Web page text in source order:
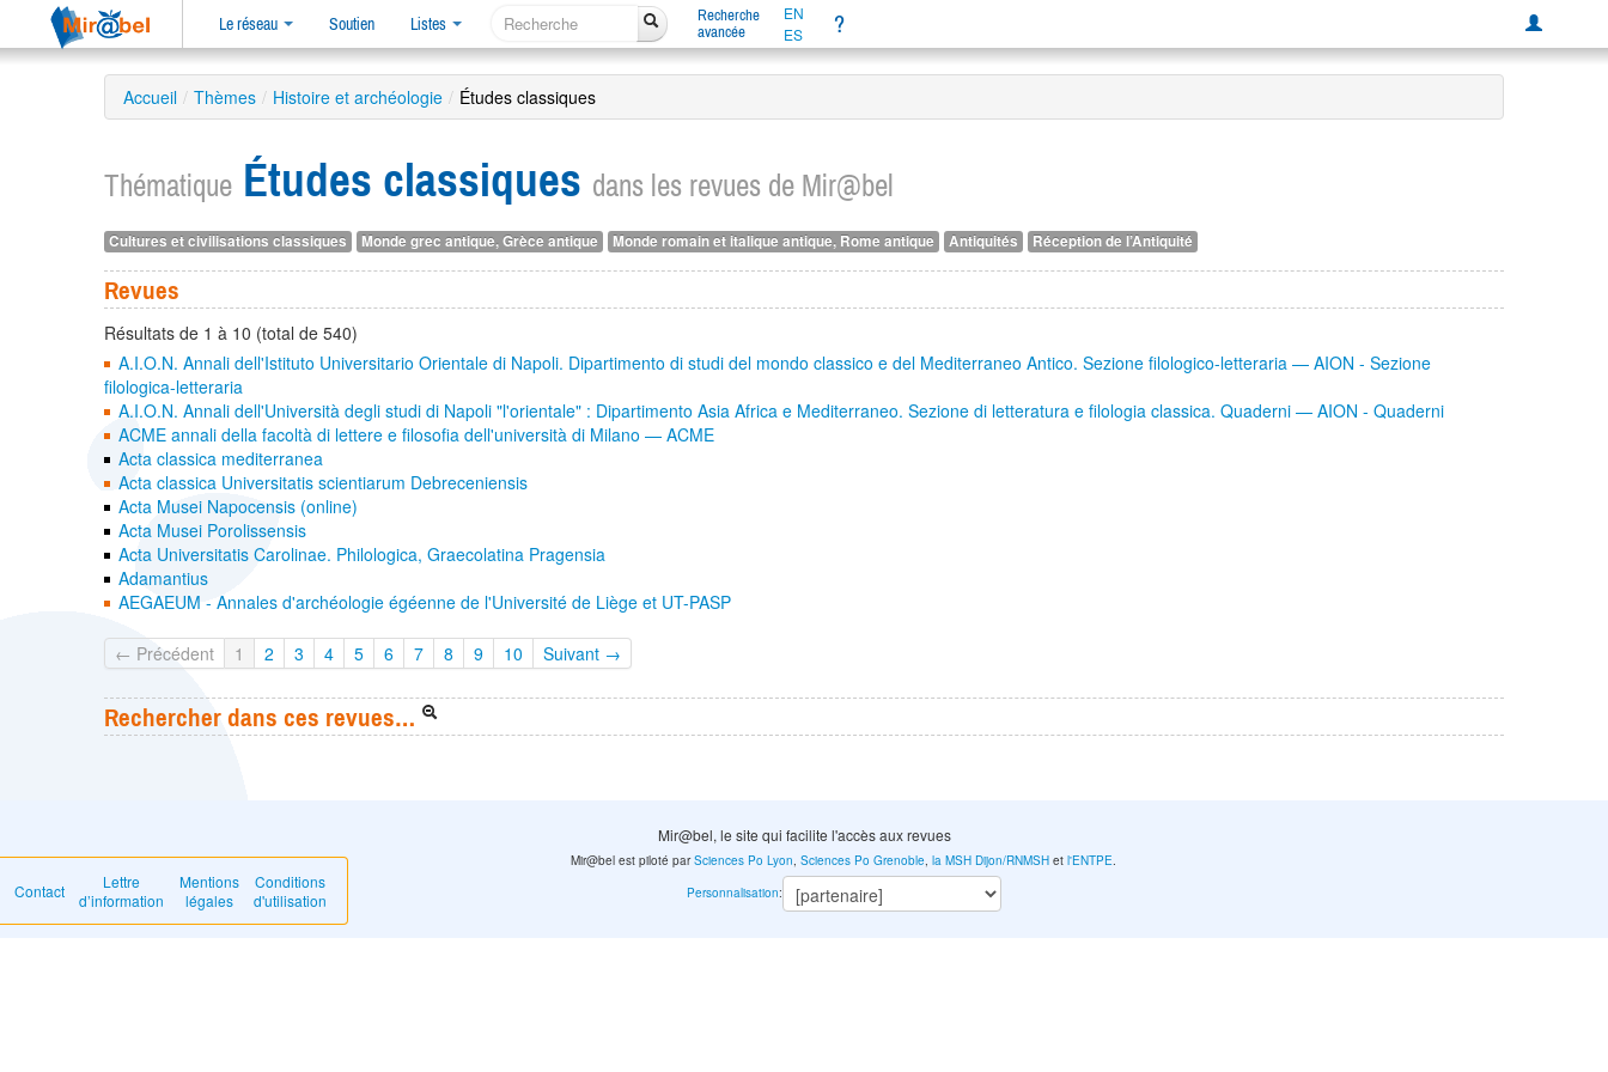
Le réseau Soutien Listes
Recherche
avancée
EN
ES
?
Accueil / Thèmes / Histoire et archéologie / Études classiques
Thématique Études classiques dans les revues de Mir@bel
Cultures et civilisations classiques Monde grec antique, Grèce antique Monde romain et italique antique, Rome antique Antiquités Réception de l’Antiquité
Revues
Résultats de 1 à 10 (total de 540)
A.I.O.N. Annali dell'Istituto Universitario Orientale di Napoli. Dipartimento di studi del mondo classico e del Mediterraneo Antico. Sezione filologico-letteraria — AION - Sezione
filologica-letteraria
A.I.O.N. Annali dell'Università degli studi di Napoli "l'orientale" : Dipartimento Asia Africa e Mediterraneo. Sezione di letteratura e filologia classica. Quaderni — AION - Quaderni
ACME annali della facoltà di lettere e filosofia dell'università di Milano — ACME
Acta classica mediterranea
Acta classica Universitatis scientiarum Debreceniensis
Acta Musei Napocensis (online)
Acta Musei Porolissensis
Acta Universitatis Carolinae. Philologica, Graecolatina Pragensia
Adamantius
AEGAEUM - Annales d'archéologie égéenne de l'Université de Liège et UT-PASP
← Précédent 1 2 3 4 5 6 7 8 9 10 Suivant →
Rechercher dans ces revues…
Mir@bel, le site qui facilite l'accès aux revues
Contact
Lettre
d’information
Mentions
légales
Conditions
d'utilisation
Mir@bel est piloté parSciences Po Lyon,Sciences Po Grenoble,la MSH Dijon/RNMSH etl'ENTPE.
Personnalisation: